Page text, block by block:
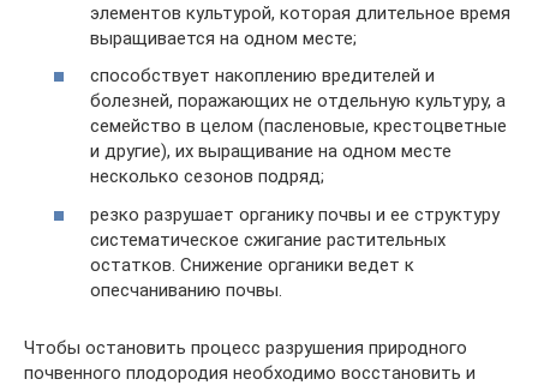
элементов культурой, которая длительное время
выращивается на одном месте;
способствует накоплению вредителей и
болезней, поражающих не отдельную культуру, а
семейство в целом (пасленовые, крестоцветные
и другие), их выращивание на одном месте
несколько сезонов подряд;
резко разрушает органику почвы и ее структуру
систематическое сжигание растительных
остатков. Снижение органики ведет к
опесчаниванию почвы.
Чтобы остановить процесс разрушения природного
почвенного плодородия необходимо восстановить и